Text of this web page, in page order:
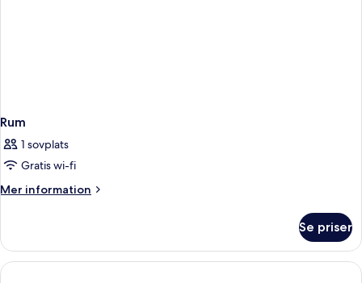
Rum
1 sovplats
Gratis wi-fi
Mer information
Mer
Se priser